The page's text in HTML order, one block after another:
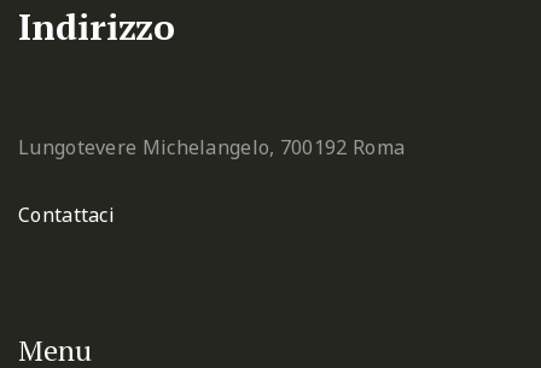
Indirizzo
Lungotevere Michelangelo, 700192 Roma
Contattaci
Menu